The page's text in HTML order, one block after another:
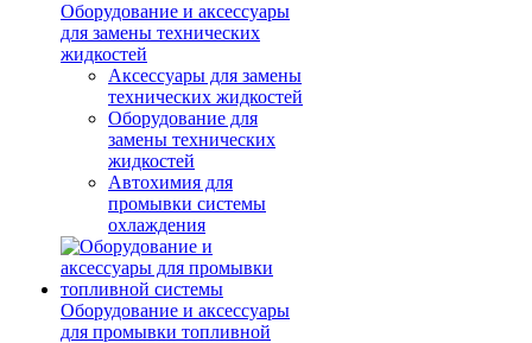
Оборудование и аксессуары
для замены технических
жидкостей
Аксессуары для замены
технических жидкостей
Оборудование для
замены технических
жидкостей
Автохимия для
промывки системы
охлаждения
Оборудование и аксессуары
для промывки топливной